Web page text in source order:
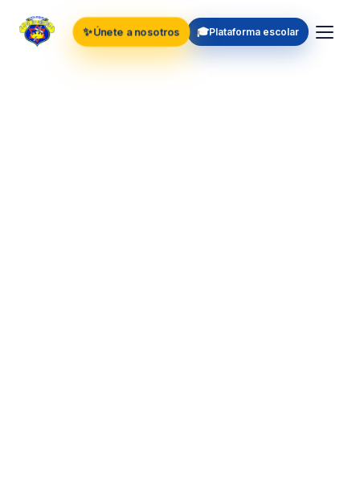
✨Únete a nosotros 🎓Plataforma escolar